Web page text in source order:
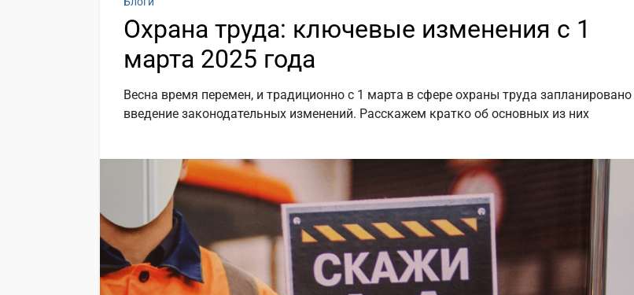
Охрана труда: ключевые изменения с 1
марта 2025 года
Весна время перемен, и традиционно с 1 марта в сфере охраны труда запланировано
введение законодательных изменений. Расскажем кратко об основных из них